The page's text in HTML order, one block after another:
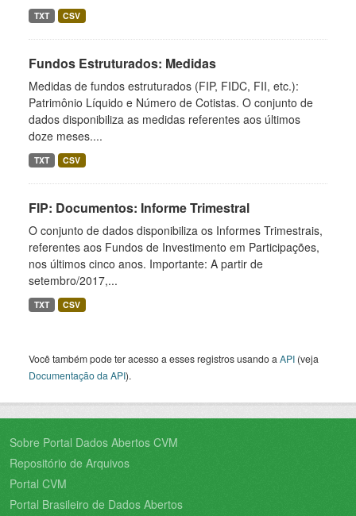
TXT CSV
Fundos Estruturados: Medidas
Medidas de fundos estruturados (FIP, FIDC, FII, etc.):
Patrimônio Líquido e Número de Cotistas. O conjunto de
dados disponibiliza as medidas referentes aos últimos
doze meses....
TXT CSV
FIP: Documentos: Informe Trimestral
O conjunto de dados disponibiliza os Informes Trimestrais,
referentes aos Fundos de Investimento em Participações,
nos últimos cinco anos. Importante: A partir de
setembro/2017,...
TXT CSV
Você também pode ter acesso a esses registros usando a API (veja
Documentação da API).
Sobre Portal Dados Abertos CVM
Repositório de Arquivos
Portal CVM
Portal Brasileiro de Dados Abertos